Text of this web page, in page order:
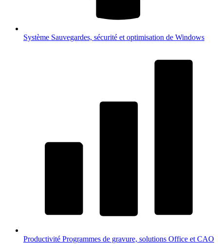
Système Sauvegardes, sécurité et optimisation de Windows
Productivité Programmes de gravure, solutions Office et CAO